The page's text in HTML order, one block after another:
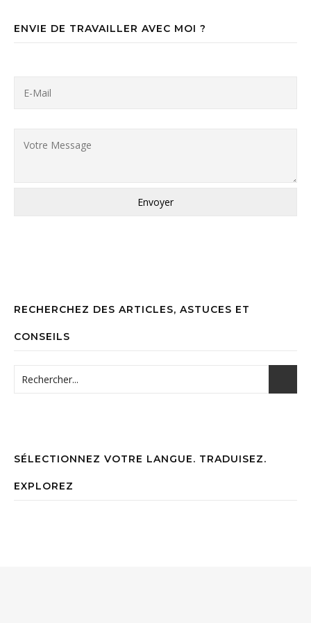
ENVIE DE TRAVAILLER AVEC MOI ?
RECHERCHEZ DES ARTICLES, ASTUCES ET
CONSEILS
SÉLECTIONNEZ VOTRE LANGUE. TRADUISEZ.
EXPLOREZ